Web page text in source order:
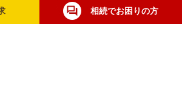
相続でお困りの方